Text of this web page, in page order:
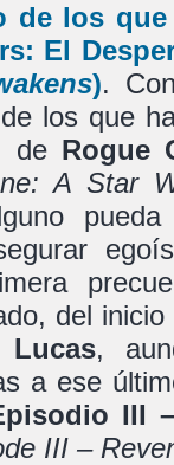
de los
El
).
los que
de Rogue
A Star
del
Lucas,
a ese
III
III –